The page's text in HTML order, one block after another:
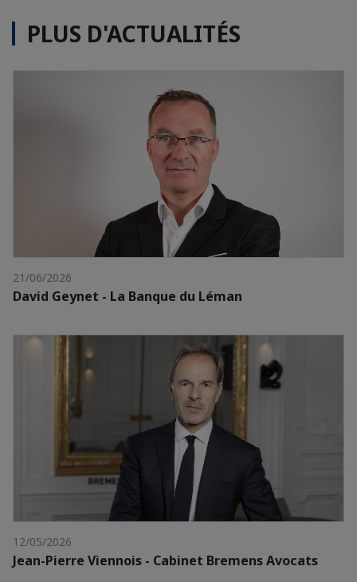
PLUS D'ACTUALITÉS
21/06/2026
David Geynet - La Banque du Léman
12/05/2026
Jean-Pierre Viennois - Cabinet Bremens Avocats